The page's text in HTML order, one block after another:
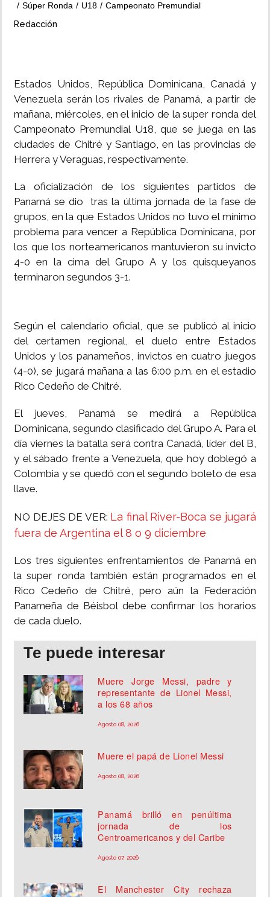
Súper Ronda
U18 Campeonato Premundial
Redacción
Estados Unidos, República Dominicana, Canadá y
Venezuela serán los rivales de Panamá, a partir de
mañana, miércoles, en el inicio de la super ronda del
Campeonato Premundial U18, que se juega en las
ciudades de Chitré y Santiago, en las provincias de
Herrera y Veraguas, respectivamente.
La oficialización de los siguientes partidos de
Panamá se dio tras la última jornada de la fase de
grupos, en la que Estados Unidos no tuvo el mínimo
problema para vencer a República Dominicana, por
los que los norteamericanos mantuvieron su invicto
4-0 en la cima del Grupo A y los quisqueyanos
terminaron segundos 3-1.
Según el calendario oficial, que se publicó al inicio
del certamen regional, el duelo entre Estados
Unidos y los panameños, invictos en cuatro juegos
(4-0), se jugará mañana a las 6:00 p.m. en el estadio
Rico Cedeño de Chitré.
El jueves, Panamá se medirá a República
Dominicana, segundo clasificado del Grupo A. Para el
día viernes la batalla será contra Canadá, líder del B,
y el sábado frente a Venezuela, que hoy doblegó a
Colombia y se quedó con el segundo boleto de esa
llave.
NO DEJES DE VER: La final River-Boca se jugará
fuera de Argentina el 8 o 9 diciembre
Los tres siguientes enfrentamientos de Panamá en
la super ronda también están programados en el
Rico Cedeño de Chitré, pero aún la Federación
Panameña de Béisbol debe confirmar los horarios
de cada duelo.
Te puede interesar
Muere Jorge Messi, padre y
representante de Lionel Messi,
a los 68 años
Agosto 08, 2026
Muere el papá de Lionel Messi
Agosto 08, 2026
Panamá brilló en penúltima
jornada de los
Centroamericanos y del Caribe
Agosto 07, 2026
El Manchester City rechaza